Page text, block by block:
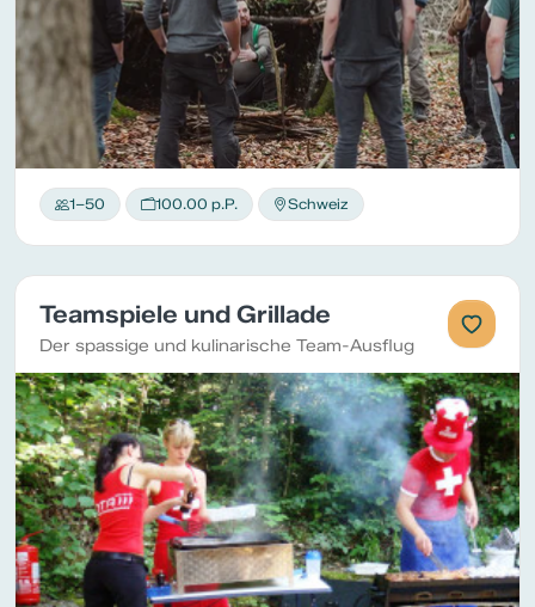
1–50 100.00 p.P. Schweiz
Teamspiele und Grillade
Der spassige und kulinarische Team-Ausflug